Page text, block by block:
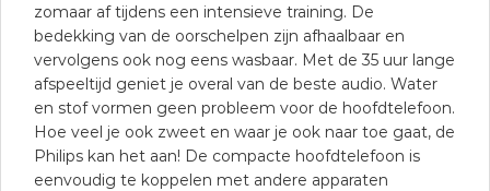
zomaar af tijdens een intensieve training. De
bedekking van de oorschelpen zijn afhaalbaar en
vervolgens ook nog eens wasbaar. Met de 35 uur lange
afspeeltijd geniet je overal van de beste audio. Water
en stof vormen geen probleem voor de hoofdtelefoon.
Hoe veel je ook zweet en waar je ook naar toe gaat, de
Philips kan het aan! De compacte hoofdtelefoon is
eenvoudig te koppelen met andere apparaten